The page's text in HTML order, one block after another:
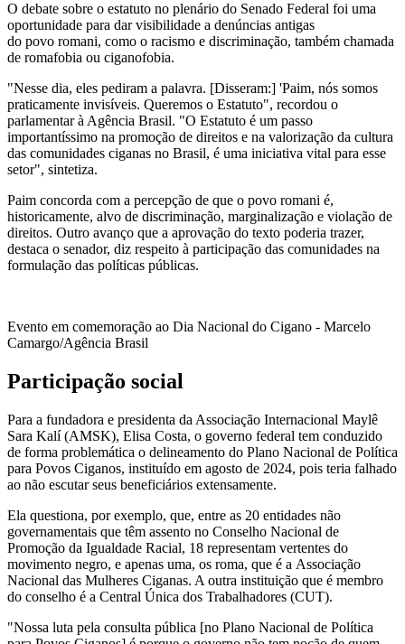
O debate sobre o estatuto no plenário do Senado Federal foi uma
oportunidade para dar visibilidade a denúncias antigas
do povo romani, como o racismo e discriminação, também chamada
de romafobia ou ciganofobia.
"Nesse dia, eles pediram a palavra. [Disseram:] 'Paim, nós somos
praticamente invisíveis. Queremos o Estatuto", recordou o
parlamentar à Agência Brasil. "O Estatuto é um passo
importantíssimo na promoção de direitos e na valorização da cultura
das comunidades ciganas no Brasil, é uma iniciativa vital para esse
setor", sintetiza.
Paim concorda com a percepção de que o povo romani é,
historicamente, alvo de discriminação, marginalização e violação de
direitos. Outro avanço que a aprovação do texto poderia trazer,
destaca o senador, diz respeito à participação das comunidades na
formulação das políticas públicas.
Evento em comemoração ao Dia Nacional do Cigano - Marcelo
Camargo/Agência Brasil
Participação social
Para a fundadora e presidenta da Associação Internacional Maylê
Sara Kalí (AMSK), Elisa Costa, o governo federal tem conduzido
de forma problemática o delineamento do Plano Nacional de Política
para Povos Ciganos, instituído em agosto de 2024, pois teria falhado
ao não escutar seus beneficiários extensamente.
Ela questiona, por exemplo, que, entre as 20 entidades não
governamentais que têm assento no Conselho Nacional de
Promoção da Igualdade Racial, 18 representam vertentes do
movimento negro, e apenas uma, os roma, que é a Associação
Nacional das Mulheres Ciganas. A outra instituição que é membro
do conselho é a Central Única dos Trabalhadores (CUT).
"Nossa luta pela consulta pública [no Plano Nacional de Política